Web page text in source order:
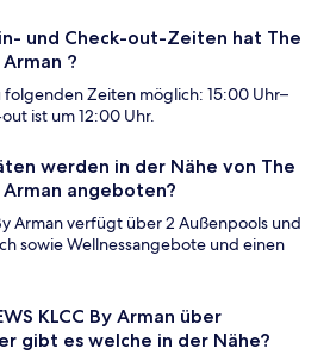
und Check-out-Zeiten hat The
Arman ?
folgenden Zeiten möglich: 15:00 Uhr–
ist um 12:00 Uhr.
werden in der Nähe von The
Arman angeboten?
Arman verfügt über 2 Außenpools und
sowie Wellnessangebote und einen
KLCC By Arman über
gibt es welche in der Nähe?